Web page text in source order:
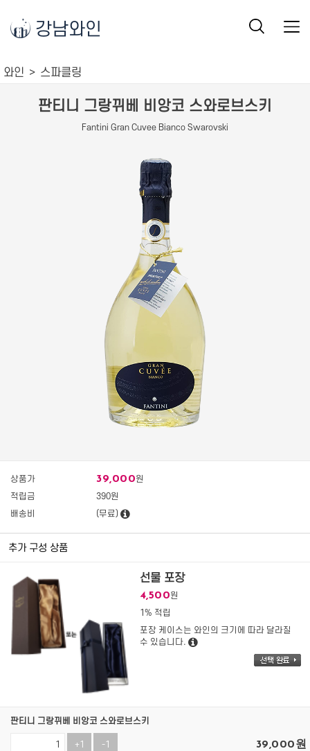
강남와인
와인 스파클링
판티니 그랑뀌베 비앙코 스와로브스키
Fantini Gran Cuvee Bianco Swarovski
상품가 39,000원
적립금
390원
배송비
(무료)
추가 구성 상품
선물 포장
4,500원
1% 적립
포장 케이스는 와인의 크기에 따라 달라질
수 있습니다.
판티니 그랑뀌베 비앙코 스와로브스키
+1 -1 39,000원